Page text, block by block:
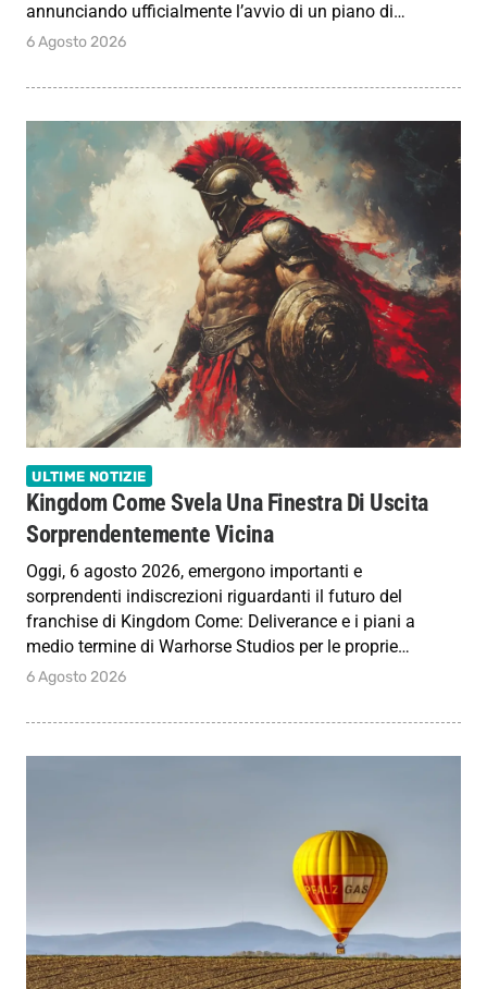
annunciando ufficialmente l’avvio di un piano di…
6 Agosto 2026
ULTIME NOTIZIE
Kingdom Come Svela Una Finestra Di Uscita
Sorprendentemente Vicina
Oggi, 6 agosto 2026, emergono importanti e
sorprendenti indiscrezioni riguardanti il futuro del
franchise di Kingdom Come: Deliverance e i piani a
medio termine di Warhorse Studios per le proprie…
6 Agosto 2026